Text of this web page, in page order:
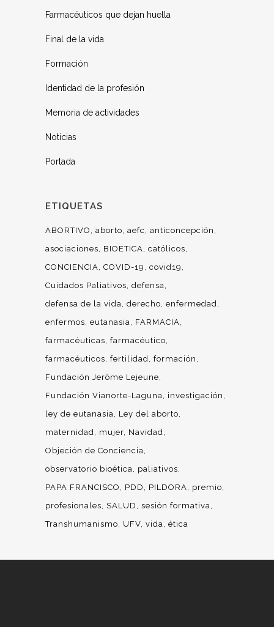
Farmacéuticos que dejan huella
Final de la vida
Formación
Identidad de la profesión
Memoria de actividades
Noticias
Portada
ETIQUETAS
ABORTIVO aborto aefc
anticoncepción
asociaciones
BIOETICA católicos
CONCIENCIA COVID-19
covid19
Cuidados Paliativos defensa
defensa de la vida derecho enfermedad
enfermos eutanasia
FARMACIA
farmacéuticas farmacéutico
farmacéuticos fertilidad formación
Fundación Jerôme Lejeune
Fundación Vianorte-Laguna
investigación
ley de eutanasia
Ley del aborto
maternidad
mujer Navidad
Objeción de Conciencia
observatorio bioética
paliativos
PAPA FRANCISCO
PDD PILDORA
premio
profesionales
SALUD
sesión formativa
Transhumanismo
UFV vida ética